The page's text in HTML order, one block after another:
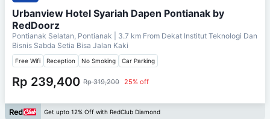
Urbanview Hotel Syariah Dapen Pontianak by
RedDoorz
Pontianak Selatan, Pontianak | 3.7 km From Dekat Institut Teknologi Dan
Bisnis Sabda Setia Bisa Jalan Kaki
Free Wifi Reception No Smoking Car Parking
Rp 239,400 Rp 319,200 25% off
Get upto 12% Off with RedClub Diamond